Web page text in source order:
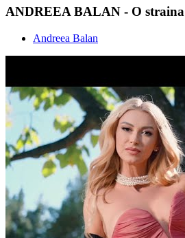
ANDREEA BALAN - O straina
Andreea Balan